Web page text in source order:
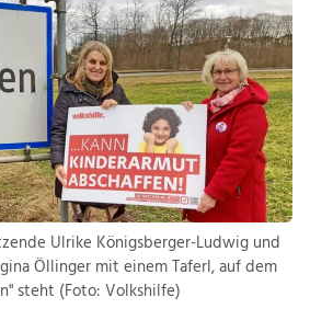
Ulrike Königsberger-Ludwig und
Öllinger mit einem Taferl, auf dem
steht (Foto: Volkshilfe)